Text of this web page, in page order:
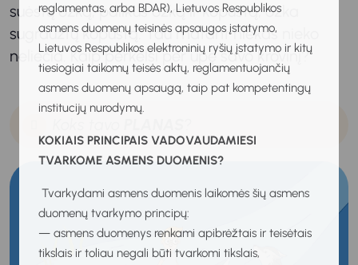
reglamentas, arba BDAR), Lietuvos Respublikos
asmens duomenų teisinės apsaugos įstatymo,
Lietuvos Respublikos elektroninių ryšių įstatymo ir kitų
tiesiogiai taikomų teisės aktų, reglamentuojančių
asmens duomenų apsaugą, taip pat kompetentingų
institucijų nurodymų.
KOKIAIS PRINCIPAIS VADOVAUDAMIESI
TVARKOME ASMENS DUOMENIS?
Tvarkydami asmens duomenis laikomės šių asmens
duomenų tvarkymo principų:
— asmens duomenys renkami apibrėžtais ir teisėtais
tikslais ir toliau negali būti tvarkomi tikslais,
suėstų ožką; palikus ožką ir kopūstą, ožka
sugraužtų kopūstą. Tau matant niekas nieko
neliečia. Kaip perkelsi per upę savo krovinį?